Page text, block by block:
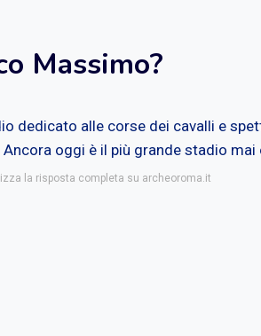
Massimo?
dedicato alle corse dei cavalli e
Ancora oggi è il più grande stadio
la risposta completa su archeoroma.it